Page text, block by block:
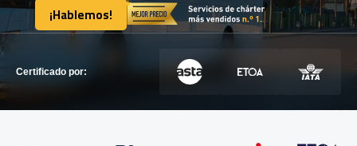
¡Hablemos!
¡Hablemos!
Certificado por: